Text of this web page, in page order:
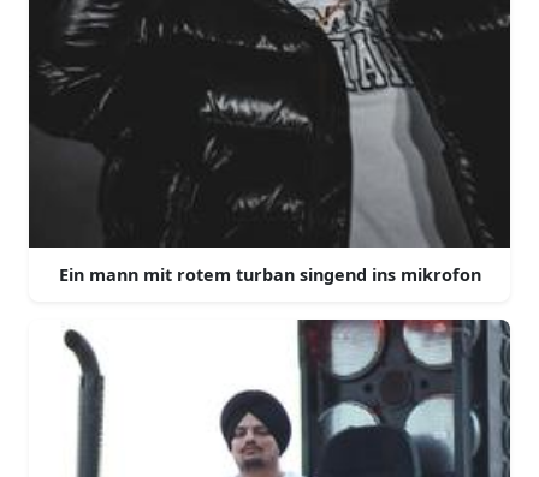
Ein mann mit rotem turban singend ins mikrofon